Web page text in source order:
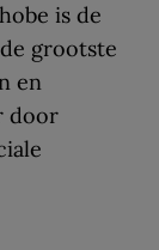
is de
grootste
en
door